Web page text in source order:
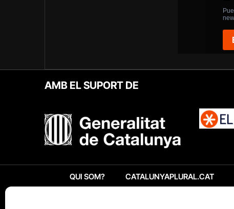
AMB EL SUPORT DE
QUI SOM? CATALUNYAPLURAL.CAT